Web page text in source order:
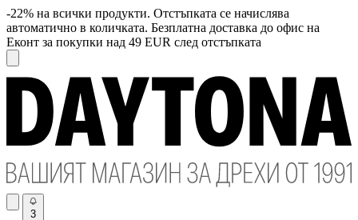
-22% на всички продукти. Отстъпката се начислява
автоматично в количката. Безплатна доставка до офис на
Еконт за покупки над 49 EUR след отстъпката
3